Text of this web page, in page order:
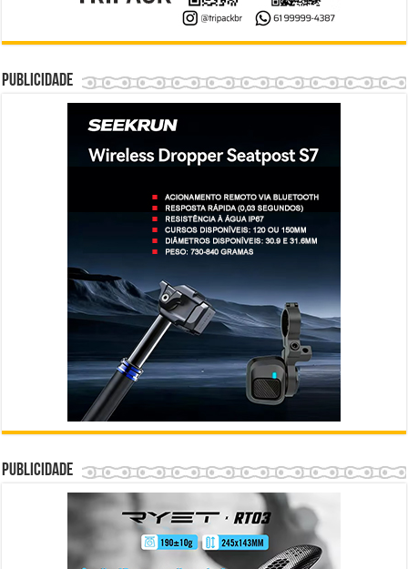
Publicidade
Publicidade